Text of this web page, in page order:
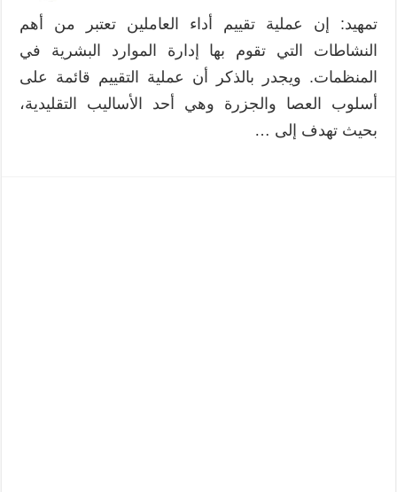
تمهيد: إن عملية تقييم أداء العاملين تعتبر من أهم
النشاطات التي تقوم بها إدارة الموارد البشرية في
المنظمات. ويجدر بالذكر أن عملية التقييم قائمة على
أسلوب العصا والجزرة وهي أحد الأساليب التقليدية،
بحيث تهدف إلى …